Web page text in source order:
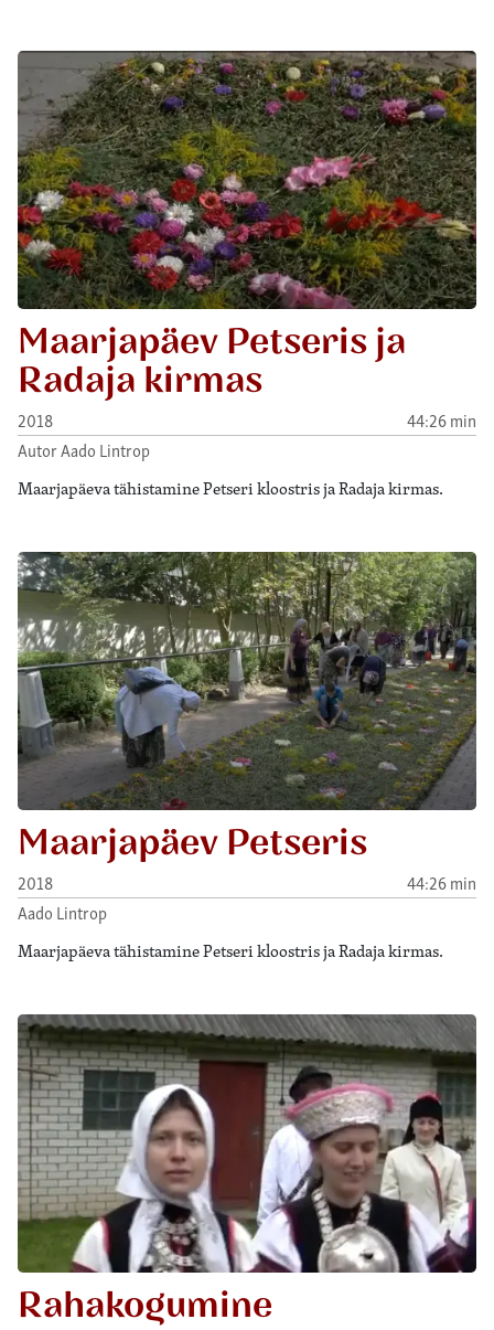
Maarjapäev Petseris ja
Radaja kirmas
2018
44:26 min
Autor Aado Lintrop
Maarjapäeva tähistamine Petseri kloostris ja Radaja kirmas.
Maarjapäev Petseris
2018
44:26 min
Aado Lintrop
Maarjapäeva tähistamine Petseri kloostris ja Radaja kirmas.
Rahakogumine